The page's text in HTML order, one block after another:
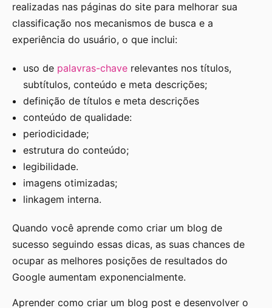
realizadas nas páginas do site para melhorar sua
classificação nos mecanismos de busca e a
experiência do usuário, o que inclui:
uso de palavras-chave relevantes nos títulos,
subtítulos, conteúdo e meta descrições;
definição de títulos e meta descrições
conteúdo de qualidade:
periodicidade;
estrutura do conteúdo;
legibilidade.
imagens otimizadas;
linkagem interna.
Quando você aprende como criar um blog de
sucesso seguindo essas dicas, as suas chances de
ocupar as melhores posições de resultados do
Google aumentam exponencialmente.
Aprender como criar um blog post e desenvolver o